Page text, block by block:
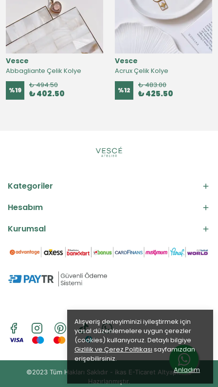
Alışveriş deneyiminizi iyileştirmek için
yasal düzenlemelere uygun çerezler
(cookies) kullanıyoruz. Detaylı bilgiye
Gizlilik ve Çerez Politikası sayfamızdan
erişebilirsiniz.
Anladım
Vesce
Abbagliante Çelik Kolye
%19
₺ 494.50
₺ 402.50
Vesce
Acrux Çelik Kolye
%12
₺ 483.00
₺ 425.50
Kategoriler
Hesabım
Kurumsal
©2023 Tüm Hakları Saklıdır - ikas E-Ticaret Altyapısı ile
Hazırlanmıştır.